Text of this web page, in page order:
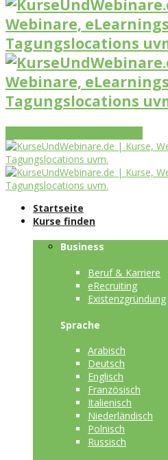
Startseite
Kurse finden
Business
Beruf & Karriere
eRecruiting
Existenzgründung
Sprache
Arabisch
Deutsch
Englisch
Französisch
Italienisch
Niederländisch
Polnisch
Russisch